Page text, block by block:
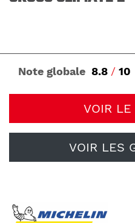
Note globale 8.8 / 10
VOIR LE
VOIR LES